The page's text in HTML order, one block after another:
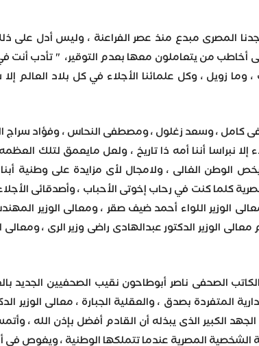
وجدنا المصرى مبدع منذ عصر الفراعنة ، وليس أدل على
أخاطب من يتعاملون معها بعدم التوقير، " تأدب أنت
زويل ، وكل علمائنا الأجلاء في كل بلاد العالم
كامل ، وسعد زغلول ، ومصطفى النحاس ، وفؤاد سراج
نبراسا أننا أمه ذا تاريخ ، ولعل مايعمق لتلك العظمه
يخص الوطن الغالى ، ولامجال لأى مزايدة على وطنية
كلما كنت في رحاب إخوتى الأحباب ، وأصدقائى
الوزير اللواء أحمد ضيف صقر ، ومعالى الوزير
معالى الوزير الدكتور عبدالهادى راضى وزير الرى ،
الصحفى ناصر أبوطاحون نقيب الصحفيين الجديد
المتفردة بصدق ، والعقلية الجبارة ، معالى الوزير
الكبير الذى يبذله أن القادم أفضل بإذن الله ،
الشخصية المصرية عندما تتملكها الوطنية ، ويغوص